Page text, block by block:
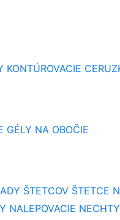
KONTÚROVACIE
GÉLY NA OBOČIE
ŠTETCOV ŠTETCE
NALEPOVACIE NECHTY